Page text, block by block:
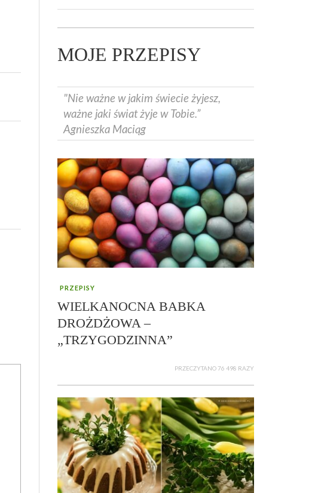
MOJE PRZEPISY
"Nie ważne w jakim świecie żyjesz,
ważne jaki świat żyje w Tobie.”
Agnieszka Maciąg
PRZEPISY
WIELKANOCNA BABKA
DROŻDŻOWA –
„TRZYGODZINNA”
PRZECZYTANO 76 498 RAZY